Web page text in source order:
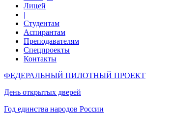
Лицей
|
Студентам
Аспирантам
Преподавателям
Спецпроекты
Контакты
ФЕДЕРАЛЬНЫЙ ПИЛОТНЫЙ ПРОЕКТ
День открытых дверей
Год единства народов России